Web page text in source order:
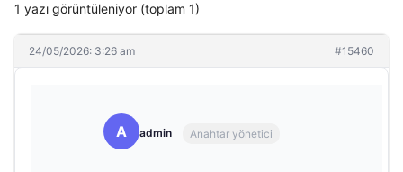
1 yazı görüntüleniyor (toplam 1)
24/05/2026: 3:26 am #15460
A admin Anahtar yönetici